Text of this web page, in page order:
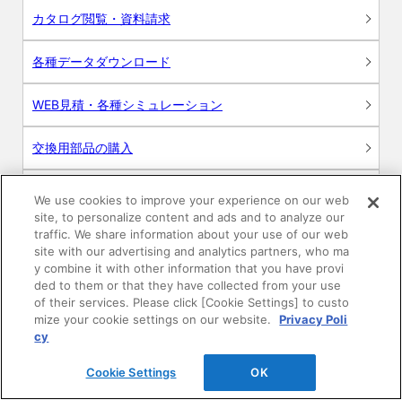
カタログ閲覧・資料請求
各種データダウンロード
WEB見積・各種シミュレーション
交換用部品の購入
お問い合わせ
ログイン
建築・設計関係者様向けサイト
We use cookies to improve your experience on our web
site, to personalize content and ads and to analyze our
traffic. We share information about your use of our web
site with our advertising and analytics partners, who ma
y combine it with other information that you have provi
ded to them or that they have collected from your use
of their services. Please click [Cookie Settings] to custo
mize your cookie settings on our website.
Privacy Poli
cy
Cookie Settings OK